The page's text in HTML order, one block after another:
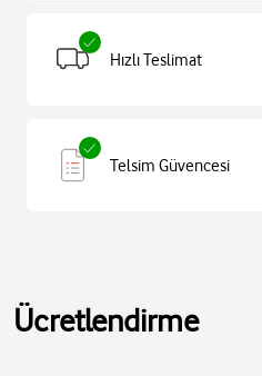
Hızlı Teslimat
Telsim Güvencesi
Ücretlendirme